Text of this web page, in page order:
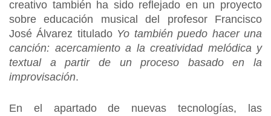
creativo también ha sido reflejado en un proyecto
sobre educación musical del profesor Francisco
José Álvarez titulado Yo también puedo hacer una
canción: acercamiento a la creatividad melódica y
textual a partir de un proceso basado en la
improvisación.
En el apartado de nuevas tecnologías, las